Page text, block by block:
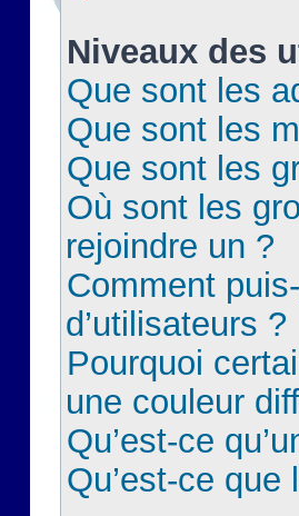
Niveaux des
Que sont les
Que sont les
Que sont les
Où sont les
rejoindre un ?
Comment
d’utilisateurs ?
Pourquoi
une couleur
Qu’est-ce
Qu’est-ce que